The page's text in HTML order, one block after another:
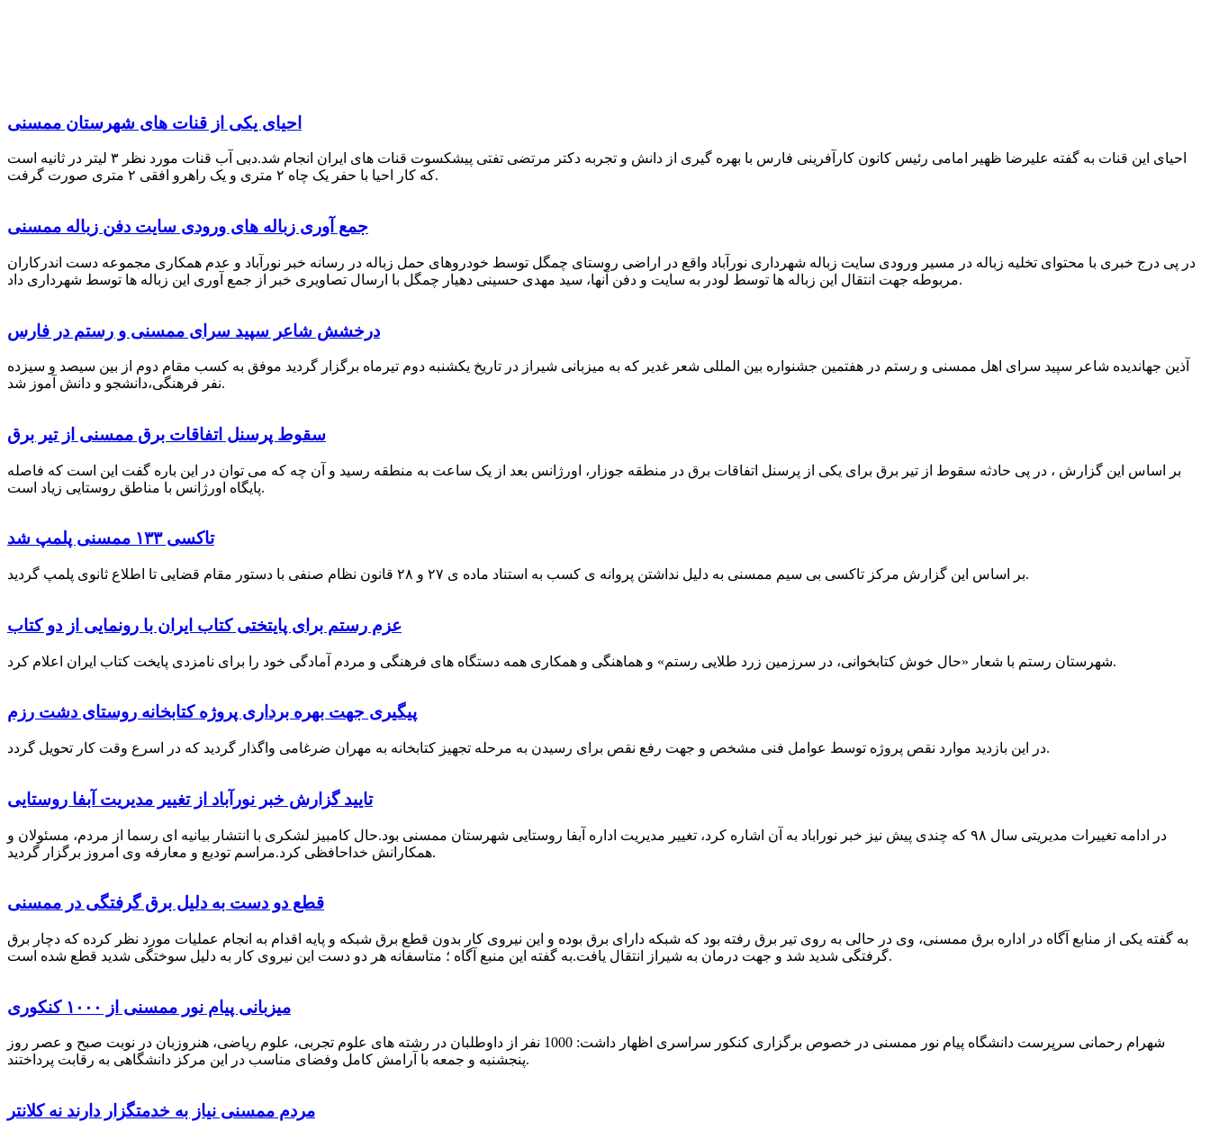
احیای یکی از قنات های شهرستان ممسنی
احیای این قنات به گفته علیرضا ظهیر امامی رئیس کانون کارآفرینی فارس با بهره گیری از دانش و تجربه دکتر مرتضی تفتی پیشکسوت قنات های ایران انجام شد.دبی آب قنات مورد نظر ۳ لیتر در ثانیه است
که کار احیا با حفر یک چاه ۲ متری و یک راهرو افقی ۲ متری صورت گرفت.
جمع آوری زباله های ورودی سایت دفن زباله ممسنی
در پی درج خبری با محتوای تخلیه زباله در مسیر ورودی سایت زباله شهرداری نورآباد واقع در اراضی روستای چمگل توسط خودروهای حمل زباله در رسانه خبر نورآباد و عدم همکاری مجموعه دست اندرکاران
مربوطه جهت انتقال این زباله ها توسط لودر به سایت و دفن آنها، سید مهدی حسینی دهیار چمگل با ارسال تصاویری خبر از جمع آوری این زباله ها توسط شهرداری داد.
درخشش شاعر سپید سرای ممسنی و رستم در فارس
آذین جهاندیده شاعر سپید سرای اهل ممسنی و رستم در هفتمین جشنواره بین المللی شعر غدیر که به میزبانی شیراز در تاریخ یکشنبه دوم تیرماه برگزار گردید موفق به کسب مقام دوم از بین سیصد و سیزده
نفر فرهنگی،دانشجو و دانش آموز شد.
سقوط پرسنل اتفاقات برق ممسنی از تیر برق
بر اساس این گزارش ، در پی حادثه سقوط از تیر برق برای یکی از پرسنل اتفاقات برق در منطقه جوزار، اورژانس بعد از یک ساعت به منطقه رسید و آن چه که می توان در این باره گفت این است که فاصله
پایگاه اورژانس با مناطق روستایی زیاد است.
تاکسی ۱۳۳ ممسنی پلمپ شد
بر اساس این گزارش مرکز تاکسی بی سیم ممسنی به دلیل نداشتن پروانه ی کسب به استناد ماده ی ۲۷ و ۲۸ قانون نظام صنفی با دستور مقام قضایی تا اطلاع ثانوی پلمپ گردید.
عزم رستم برای پایتختی کتاب ایران با رونمایی از دو کتاب
شهرستان رستم با شعار «حال خوش کتابخوانی، در سرزمین زرد طلایی رستم» و هماهنگی و همکاری همه دستگاه های فرهنگی و مردم آمادگی خود را برای نامزدی پایخت کتاب ایران اعلام کرد.
پیگیری جهت بهره برداری پروژه کتابخانه روستای دشت رزم
در این بازدید موارد نقص پروژه توسط عوامل فنی مشخص و جهت رفع نقص برای رسیدن به مرحله تجهیز کتابخانه به مهران ضرغامی واگذار گردید که در اسرع وقت کار تحویل گردد.
تایید گزارش خبر نورآباد از تغییر مدیریت آبفا روستایی
در ادامه تغییرات مدیریتی سال ۹۸ که چندی پیش نیز خبر نوراباد به آن اشاره کرد، تغییر مدیریت اداره آبفا روستایی شهرستان ممسنی بود.حال کامبیز لشکری با انتشار بیانیه ای رسما از مردم، مسئولان و
همکارانش خداحافظی کرد.مراسم تودیع و معارفه وی امروز برگزار گردید.
قطع دو دست به دلیل برق گرفتگی در ممسنی
به گفته یکی از منابع آگاه در اداره برق ممسنی، وی در حالی به روی تیر برق رفته بود که شبکه دارای برق بوده و این نیروی کار بدون قطع برق شبکه و پایه اقدام به انجام عملیات مورد نظر کرده که دچار برق
گرفتگی شدید شد و جهت درمان به شیراز انتقال یافت.به گفته این منبع آگاه ؛ متاسفانه هر دو دست این نیروی کار به دلیل سوختگی شدید قطع شده است.
میزبانی پیام نور ممسنی از ۱۰۰۰ کنکوری
شهرام رحمانی سرپرست دانشگاه پیام نور ممسنی در خصوص برگزاری کنکور سراسری اظهار داشت: 1000 نفر از داوطلبان در رشته های علوم تجربی، علوم ریاضی، هنروزبان در نوبت صبح و عصر روز
پنجشنبه و جمعه با آرامش کامل وفضای مناسب در این مرکز دانشگاهی به رقابت پرداختند.
مردم ممسنی نیاز به خدمتگزار دارند نه کلانتر